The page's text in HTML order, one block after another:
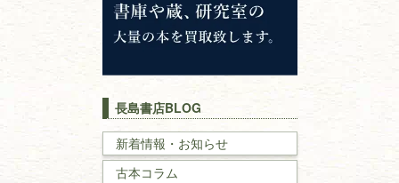
イスラム教
キリスト教
戦記・戦史
国文学・
長島書店BLOG
新着情報・お知らせ
古本コラム